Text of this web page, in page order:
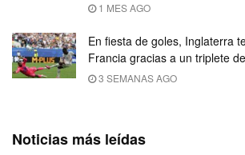
1 MES AGO
En fiesta de goles, Inglaterra
Francia gracias a un triplete
3 SEMANAS AGO
Noticias más leídas